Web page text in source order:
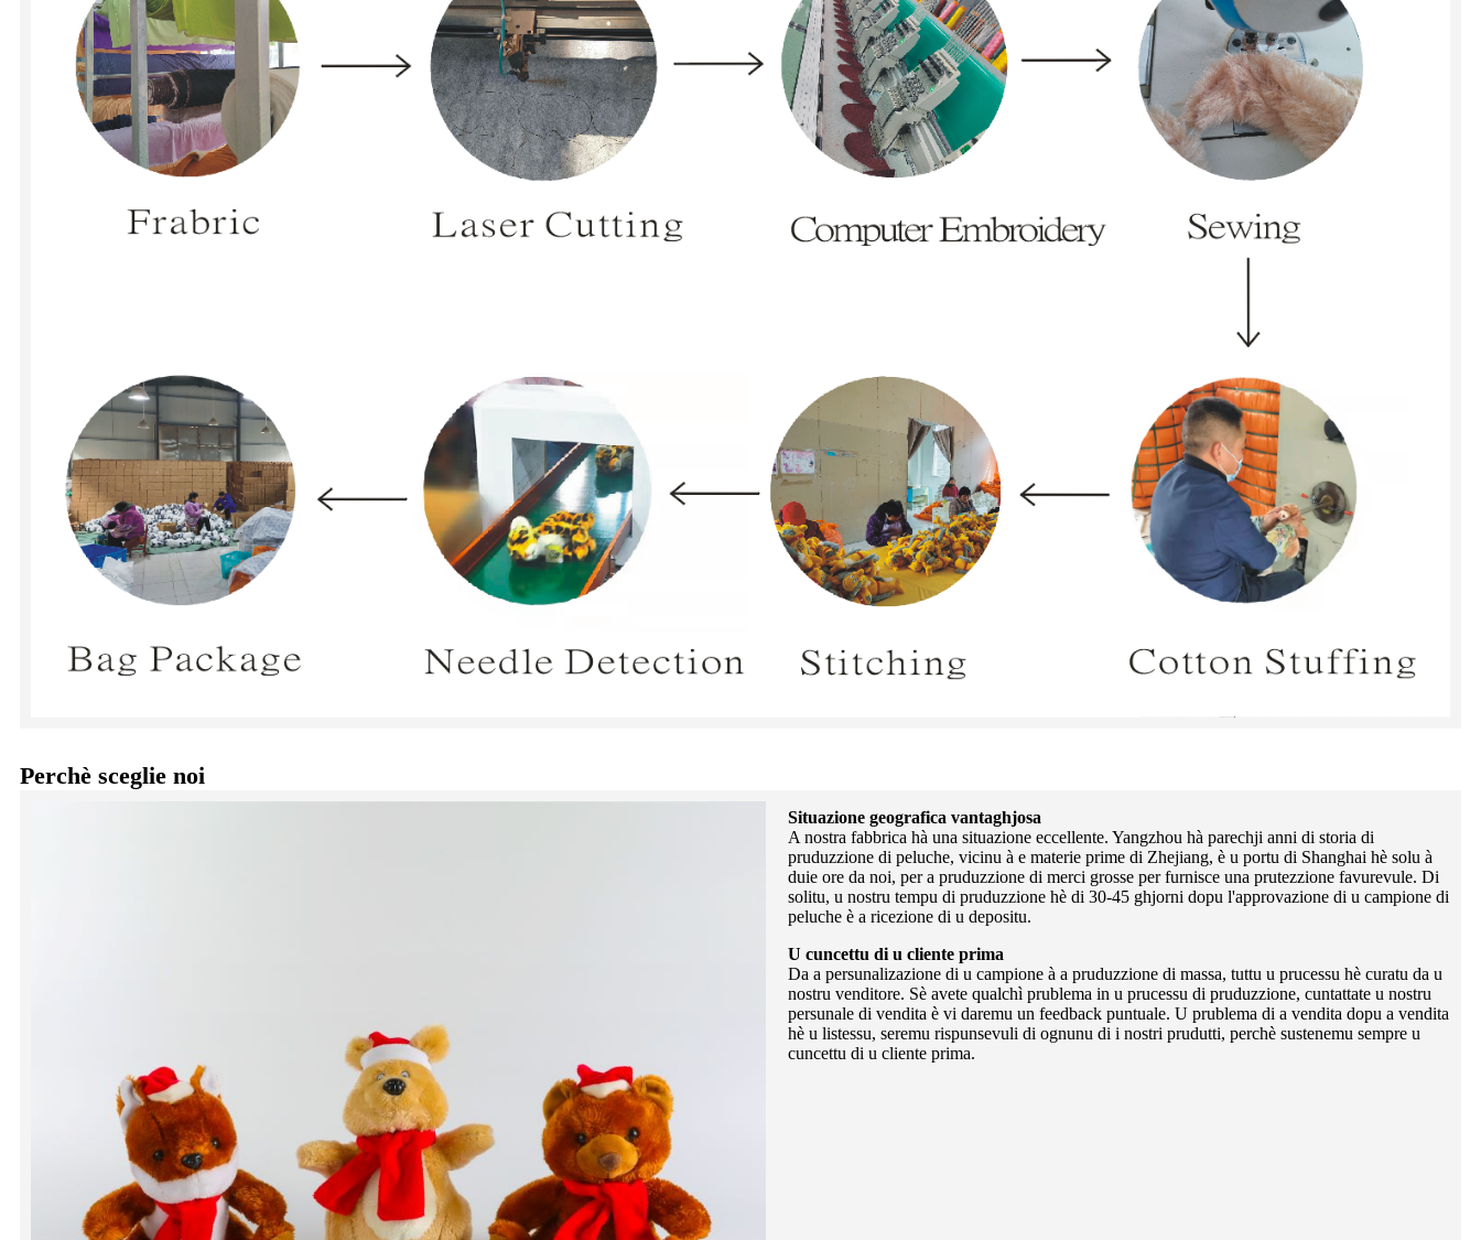
Perchè sceglie noi
Situazione geografica vantaghjosa
A nostra fabbrica hà una situazione eccellente. Yangzhou hà parechji anni di storia di
pruduzzione di peluche, vicinu à e materie prime di Zhejiang, è u portu di Shanghai hè solu à
duie ore da noi, per a pruduzzione di merci grosse per furnisce una prutezzione favurevule. Di
solitu, u nostru tempu di pruduzzione hè di 30-45 ghjorni dopu l'approvazione di u campione di
peluche è a ricezione di u depositu.
U cuncettu di u cliente prima
Da a persunalizazione di u campione à a pruduzzione di massa, tuttu u prucessu hè curatu da u
nostru venditore. Sè avete qualchì prublema in u prucessu di pruduzzione, cuntattate u nostru
persunale di vendita è vi daremu un feedback puntuale. U prublema di a vendita dopu a vendita
hè u listessu, seremu rispunsevuli di ognunu di i nostri prudutti, perchè sustenemu sempre u
cuncettu di u cliente prima.